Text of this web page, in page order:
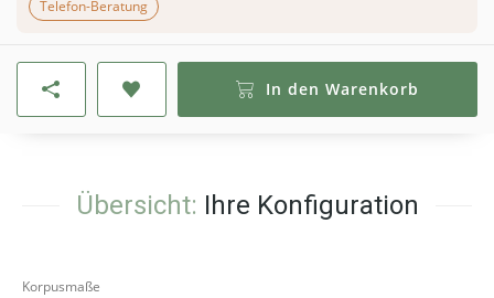
Telefon-Beratung
In den Warenkorb
Übersicht: Ihre Konfiguration
Korpusmaße